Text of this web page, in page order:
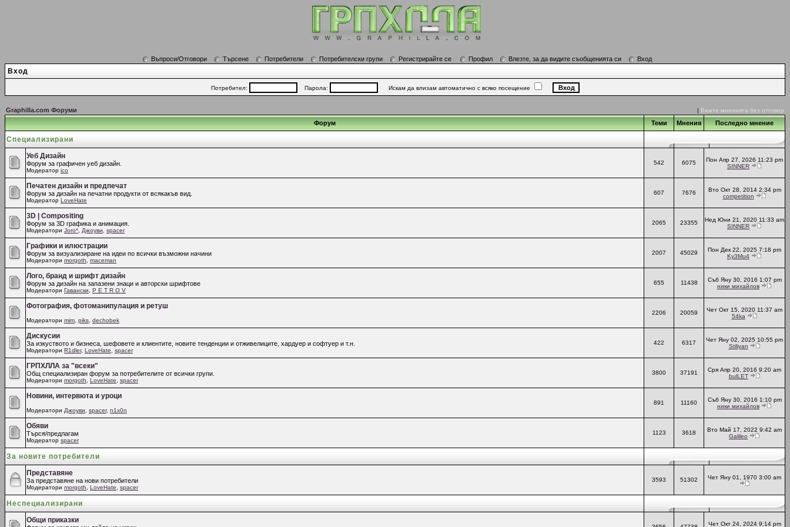
Въпроси/Отговори Търсене Потребители Потребителски групи Регистрирайте се Профил Влезте, за да видите съобщенията си Вход
Вход
Потребител: Парола: Искам да влизам автоматично с всяко посещение
Graphilla.com Форуми | Вижте мненията без отговор
Форум Теми Мнения Последно мнение
Специализирани
Уеб Дизайн
Форум за графичен уеб дизайн.
Модератор ico
542 6075
Пон Апр 27, 2026 11:23 pm
SINNER
Печатен дизайн и предпечат
Форум за дизайн на печатни продукти от всякакъв вид.
Модератор LoveHate
607 7676
Вто Окт 28, 2014 2:34 pm
competition
3D | Compositing
Форум за 3D графика и анимация.
Модератори Joro* Джоуви spacer
2065 23355
Нед Юни 21, 2020 11:33 am
SINNER
Графики и илюстрации
Форум за визуализиране на идеи по всички възможни начини
Модератори morgoth maceman
2007 45029
Пон Дек 22, 2025 7:18 pm
Ky3Mu4
Лого, бранд и шрифт дизайн
Форум за дизайн на запазени знаци и авторски шрифтове
Модератори Гавански P E T R O V
655 11438
Съб Яну 30, 2016 1:07 pm
ники михайлов
Фотография, фотоманипулация и ретуш
Модератори mim piks dechobek
2206 20059
Чет Окт 15, 2020 11:37 am
54ka
Дискусии
За изкуството и бизнеса, шефовете и клиентите, новите тенденции и отживелиците, хардуер и софтуер и т.н.
Модератори R1dler, LoveHate spacer
422 6317
Чет Яну 02, 2025 10:55 pm
Stiliyan
ГРПХЛЛА за "всеки"
Общ специализиран форум за потребителите от всички групи.
Модератори morgoth LoveHate spacer
3800 37191
Сря Апр 20, 2016 9:20 am
bulLET
Новини, интервюта и уроци
Модератори Джоуви spacer, n1x0n
891 11160
Съб Яну 30, 2016 1:10 pm
ники михайлов
Обяви
Търся/предлагам
Модератор spacer
1123 3618
Вто Май 17, 2022 9:42 am
Galileo
За новите потребители
Представяне
За представяне на нови потребители
Модератори morgoth LoveHate spacer
3593 51302 Чет Яну 01, 1970 3:00 am
Неспециализирани
Общи приказки
Чет Окт 24, 2024 9:14 pm